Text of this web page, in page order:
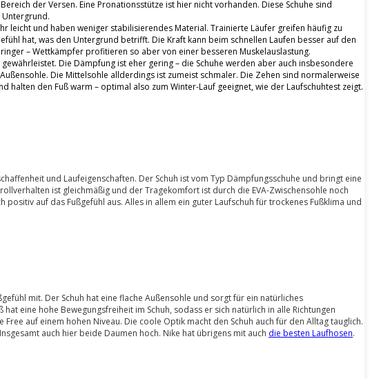
der Versen. Eine Pronationsstütze ist hier nicht vorhanden. Diese Schuhe sind
leicht und haben weniger stabilisierendes Material. Trainierte Läufer greifen häufig zu
hat, was den Untergrund betrifft. Die Kraft kann beim schnellen Laufen besser auf den
– Wettkämpfer profitieren so aber von einer besseren Muskelauslastung.
Die Dämpfung ist eher gering – die Schuhe werden aber auch insbesondere
Die Mittelsohle allderdings ist zumeist schmaler. Die Zehen sind normalerweise
den Fuß warm – optimal also zum Winter-Lauf geeignet, wie der Laufschuhtest zeigt.
und Laufeigenschaften. Der Schuh ist vom Typ Dämpfungsschuhe und bringt eine
ist gleichmäßig und der Tragekomfort ist durch die EVA-Zwischensohle noch
auf das Fußgefühl aus. Alles in allem ein guter Laufschuh für trockenes Fußklima und
mit. Der Schuh hat eine flache Außensohle und sorgt für ein natürliches
eine hohe Bewegungsfreiheit im Schuh, sodass er sich natürlich in alle Richtungen
auf einem hohen Niveau. Die coole Optik macht den Schuh auch für den Alltag tauglich.
auch hier beide Daumen hoch. Nike hat übrigens mit auch die besten Laufhosen.